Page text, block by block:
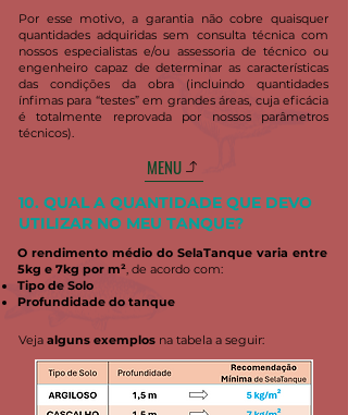
Por esse motivo, a garantia não cobre quaisquer
quantidades adquiridas sem consulta técnica com
nossos especialistas e/ou assessoria de técnico ou
engenheiro capaz de determinar as características
das condições da obra (incluindo quantidades
ínfimas para “testes” em grandes áreas, cuja eficácia
é totalmente reprovada por nossos parâmetros
técnicos).
MENU
10. QUAL A QUANTIDADE QUE DEVO
UTILIZAR NO MEU TANQUE?
O rendimento médio do SelaTanque varia entre
5kg e 7kg por m² , de acordo com:
Tipo de Solo
Profundidade do tanque
Veja alguns exemplos na tabela a seguir: